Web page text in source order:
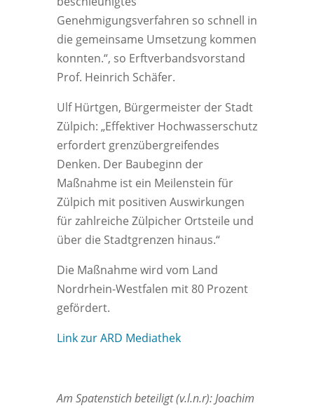
Genehmigungsverfahren so schnell in
die gemeinsame Umsetzung kommen
konnten.“, so Erftverbandsvorstand
Prof. Heinrich Schäfer.
Ulf Hürtgen, Bürgermeister der Stadt
Zülpich: „Effektiver Hochwasserschutz
erfordert grenzübergreifendes
Denken. Der Baubeginn der
Maßnahme ist ein Meilenstein für
Zülpich mit positiven Auswirkungen
für zahlreiche Zülpicher Ortsteile und
über die Stadtgrenzen hinaus.“
Die Maßnahme wird vom Land
Nordrhein-Westfalen mit 80 Prozent
gefördert.
Link zur ARD Mediathek
Am Spatenstich beteiligt (v.l.n.r): Joachim